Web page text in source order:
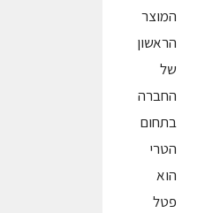
המוצר
הראשון
של
החברה
בתחום
הטרי
הוא
פטל